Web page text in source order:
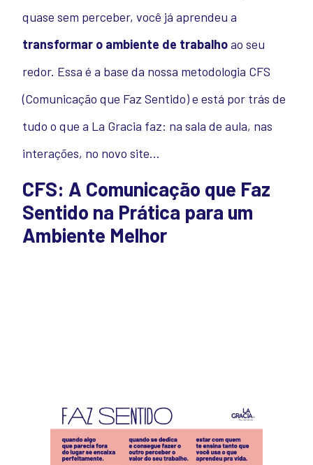
quase sem perceber, você já aprendeu a
transformar o ambiente de trabalhoao seu
redor. Essa é a base da nossa metodologia CFS
(Comunicação que Faz Sentido) e está por trás de
tudo o que a La Gracia faz: na sala de aula, nas
interações, no novo site…
CFS: A Comunicação que Faz
Sentido na Prática para um
Ambiente Melhor